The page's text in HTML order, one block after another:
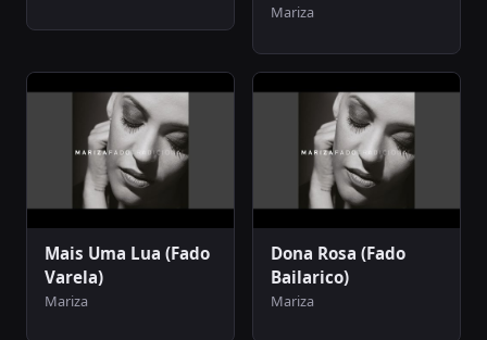
Mariza
Mais Uma Lua (Fado
Varela)
Mariza
Dona Rosa (Fado
Bailarico)
Mariza